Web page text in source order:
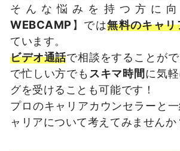
そんな悩みを持つ方に
WEBCAMP】では無料のキャリ
ています。
ビデオ通話で相談をすることが
で忙しい方でも スキマ時間に気
グを受けることも可能です！
プロのキャリアカウンセラーと
ャリアについて考えてみませんか